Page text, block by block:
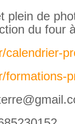
plein de
du four
calendrier-
formations-